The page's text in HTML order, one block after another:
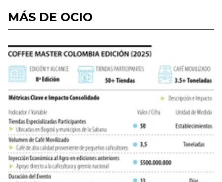
MÁS DE OCIO